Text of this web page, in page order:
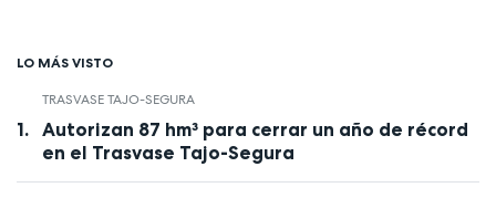
LO MÁS VISTO
TRASVASE TAJO-SEGURA
Autorizan 87 hm³ para cerrar un año de récord
en el Trasvase Tajo-Segura